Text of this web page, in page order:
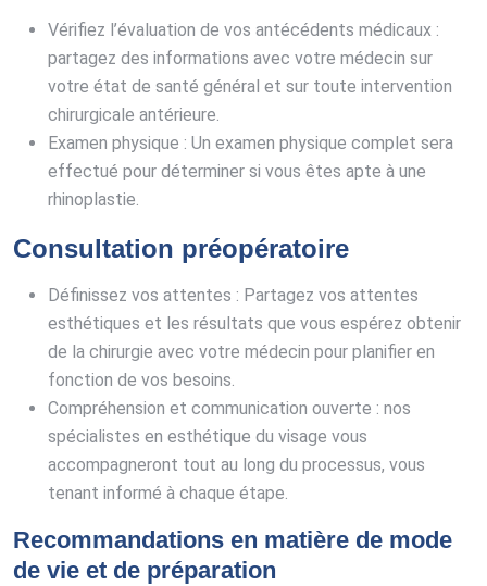
Vérifiez l’évaluation de vos antécédents médicaux :
partagez des informations avec votre médecin sur
votre état de santé général et sur toute intervention
chirurgicale antérieure.
Examen physique : Un examen physique complet sera
effectué pour déterminer si vous êtes apte à une
rhinoplastie.
Consultation préopératoire
Définissez vos attentes : Partagez vos attentes
esthétiques et les résultats que vous espérez obtenir
de la chirurgie avec votre médecin pour planifier en
fonction de vos besoins.
Compréhension et communication ouverte : nos
spécialistes en esthétique du visage vous
accompagneront tout au long du processus, vous
tenant informé à chaque étape.
Recommandations en matière de mode
de vie et de préparation